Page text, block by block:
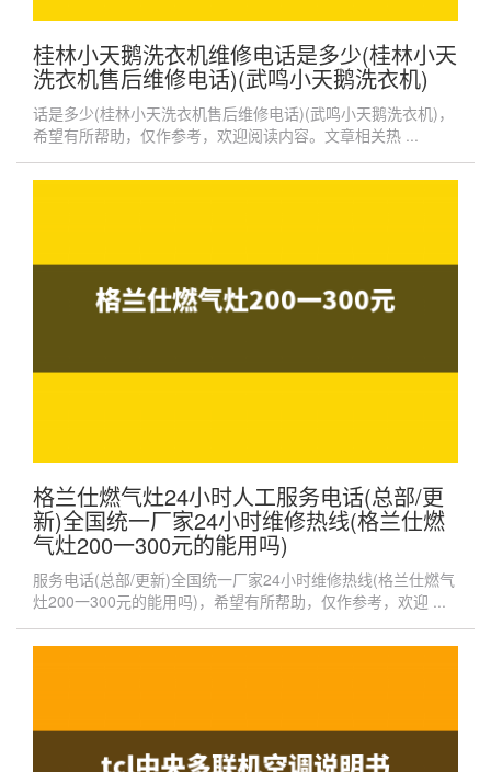
桂林小天鹅洗衣机维修电话是多少(桂林小天
洗衣机售后维修电话)(武鸣小天鹅洗衣机)
话是多少(桂林小天洗衣机售后维修电话)(武鸣小天鹅洗衣机)，
希望有所帮助，仅作参考，欢迎阅读内容。文章相关热 ...
格兰仕燃气灶24小时人工服务电话(总部/更
新)全国统一厂家24小时维修热线(格兰仕燃
气灶200一300元的能用吗)
服务电话(总部/更新)全国统一厂家24小时维修热线(格兰仕燃气
灶200一300元的能用吗)，希望有所帮助，仅作参考，欢迎 ...